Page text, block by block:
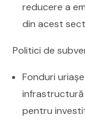
reducere a
din acest
Politici de
Fonduri
pentru